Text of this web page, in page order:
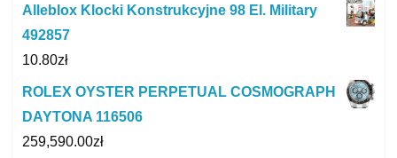
Alleblox Klocki Konstrukcyjne 98 El. Military
492857
10.80zł
ROLEX OYSTER PERPETUAL COSMOGRAPH
DAYTONA 116506
259,590.00zł